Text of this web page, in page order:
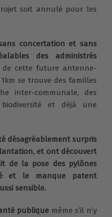
soit annulé pour les
concertation et sans
des administrés
de cette future antenne-
se trouve des familles
inter-communale, des
et déjà une
désagréablement surpris
et ont découvert
de la pose des pylônes
et le manque patent
sensible.
publique même s’il n’y